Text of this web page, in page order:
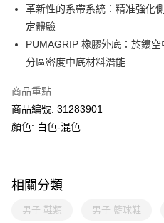
革新性的系帶系統：精准強化
定體驗
PUMAGRIP 橡膠外底：於鏤
分區密度中底材料潛能
商品重點
商品編號: 31283901
顏色: 白色-混色
相關分類
男子 鞋類 男子 籃球鞋